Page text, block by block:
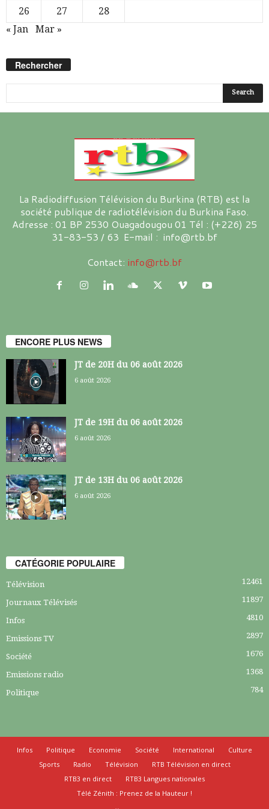
26
27
28
« Jan
Mar »
Rechercher
La Radiodiffusion Télévision du Burkina (RTB) est la
société publique de radiotélévision du Burkina Faso.
Adresse : 01 BP 2530 Ouagadougou 01 Tél : (+226) 25
31-83-53 / 63 E-mail : info@rtb.bf
Contact: info@rtb.bf
ENCORE PLUS NEWS
JT de 20H du 06 août 2026
6 août 2026
JT de 19H du 06 août 2026
6 août 2026
JT de 13H du 06 août 2026
6 août 2026
CATÉGORIE POPULAIRE
Télévision 12461
Journaux Télévisés 11897
Infos 4810
Emissions TV 2897
Société 1676
Emissions radio 1368
Politique 784
Infos Politique Economie Société International
Culture
Sports
Radio Télévision
RTB Télévision en direct
RTB3 en direct
RTB3 Langues nationales
Télé Zénith : Prenez de la Hauteur !